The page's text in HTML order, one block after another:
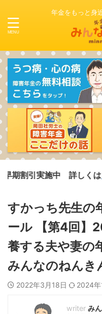
年金をもっと身
中 詳しくはこちら
すかっち先生の
ール 【第4回】
養する夫や妻の
みんなのねんき
2022年3月18日 2024年
み